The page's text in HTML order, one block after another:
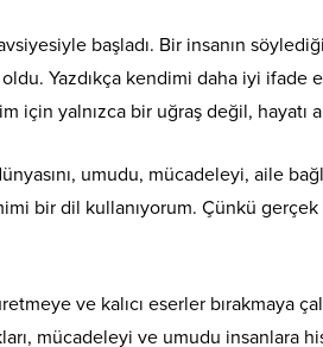
başladı. Bir insanın
Yazdıkça kendimi daha iyi ifade
için yalnızca bir uğraş değil, hayatı
umudu, mücadeleyi, aile
bir dil kullanıyorum. Çünkü
ve kalıcı eserler bırakmaya
mücadeleyi ve umudu insanlara